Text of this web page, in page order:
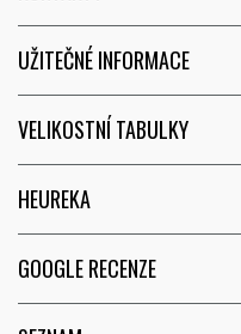
UŽITEČNÉ INFORMACE
VELIKOSTNÍ TABULKY
HEUREKA
GOOGLE RECENZE